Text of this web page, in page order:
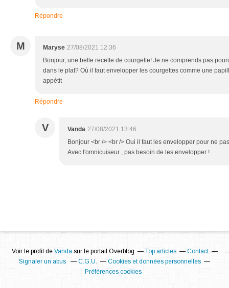
Répondre
M Maryse 27/08/2021 12:36
Bonjour, une belle recette de courgette! Je ne comprends pas
dans le plat? Où il faut envelopper les courgettes comme une
appétit
Répondre
V Vanda 27/08/2021 13:46
Bonjour <br /> <br /> Oui il faut les envelopper pour ne
Avec l'omnicuiseur , pas besoin de les envelopper !
Voir le profil de Vandasur le portail Overblog Top articles
Contact
Signaler un abus
C.G.U.
Cookies et données personnelles
Préférences cookies